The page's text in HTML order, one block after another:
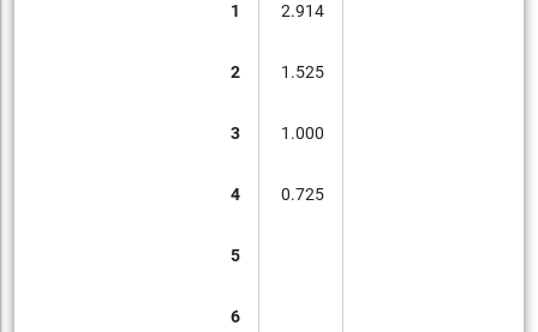
1
2
3
4
5
6
2.914
1.525
1.000
0.725